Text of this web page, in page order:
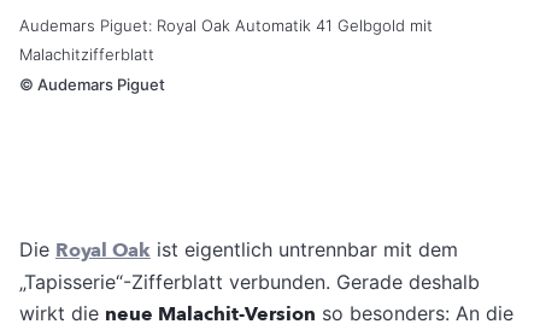
Audemars Piguet: Royal Oak Automatik 41 Gelbgold mit
Malachitzifferblatt
© Audemars Piguet
Die Royal Oakist eigentlich untrennbar mit dem
„Tapisserie“-Zifferblatt verbunden. Gerade deshalb
wirkt die neue Malachit-Version so besonders: An die